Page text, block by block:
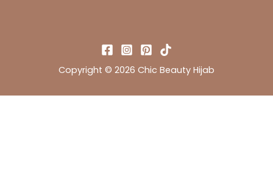
Copyright © 2026 Chic Beauty Hijab